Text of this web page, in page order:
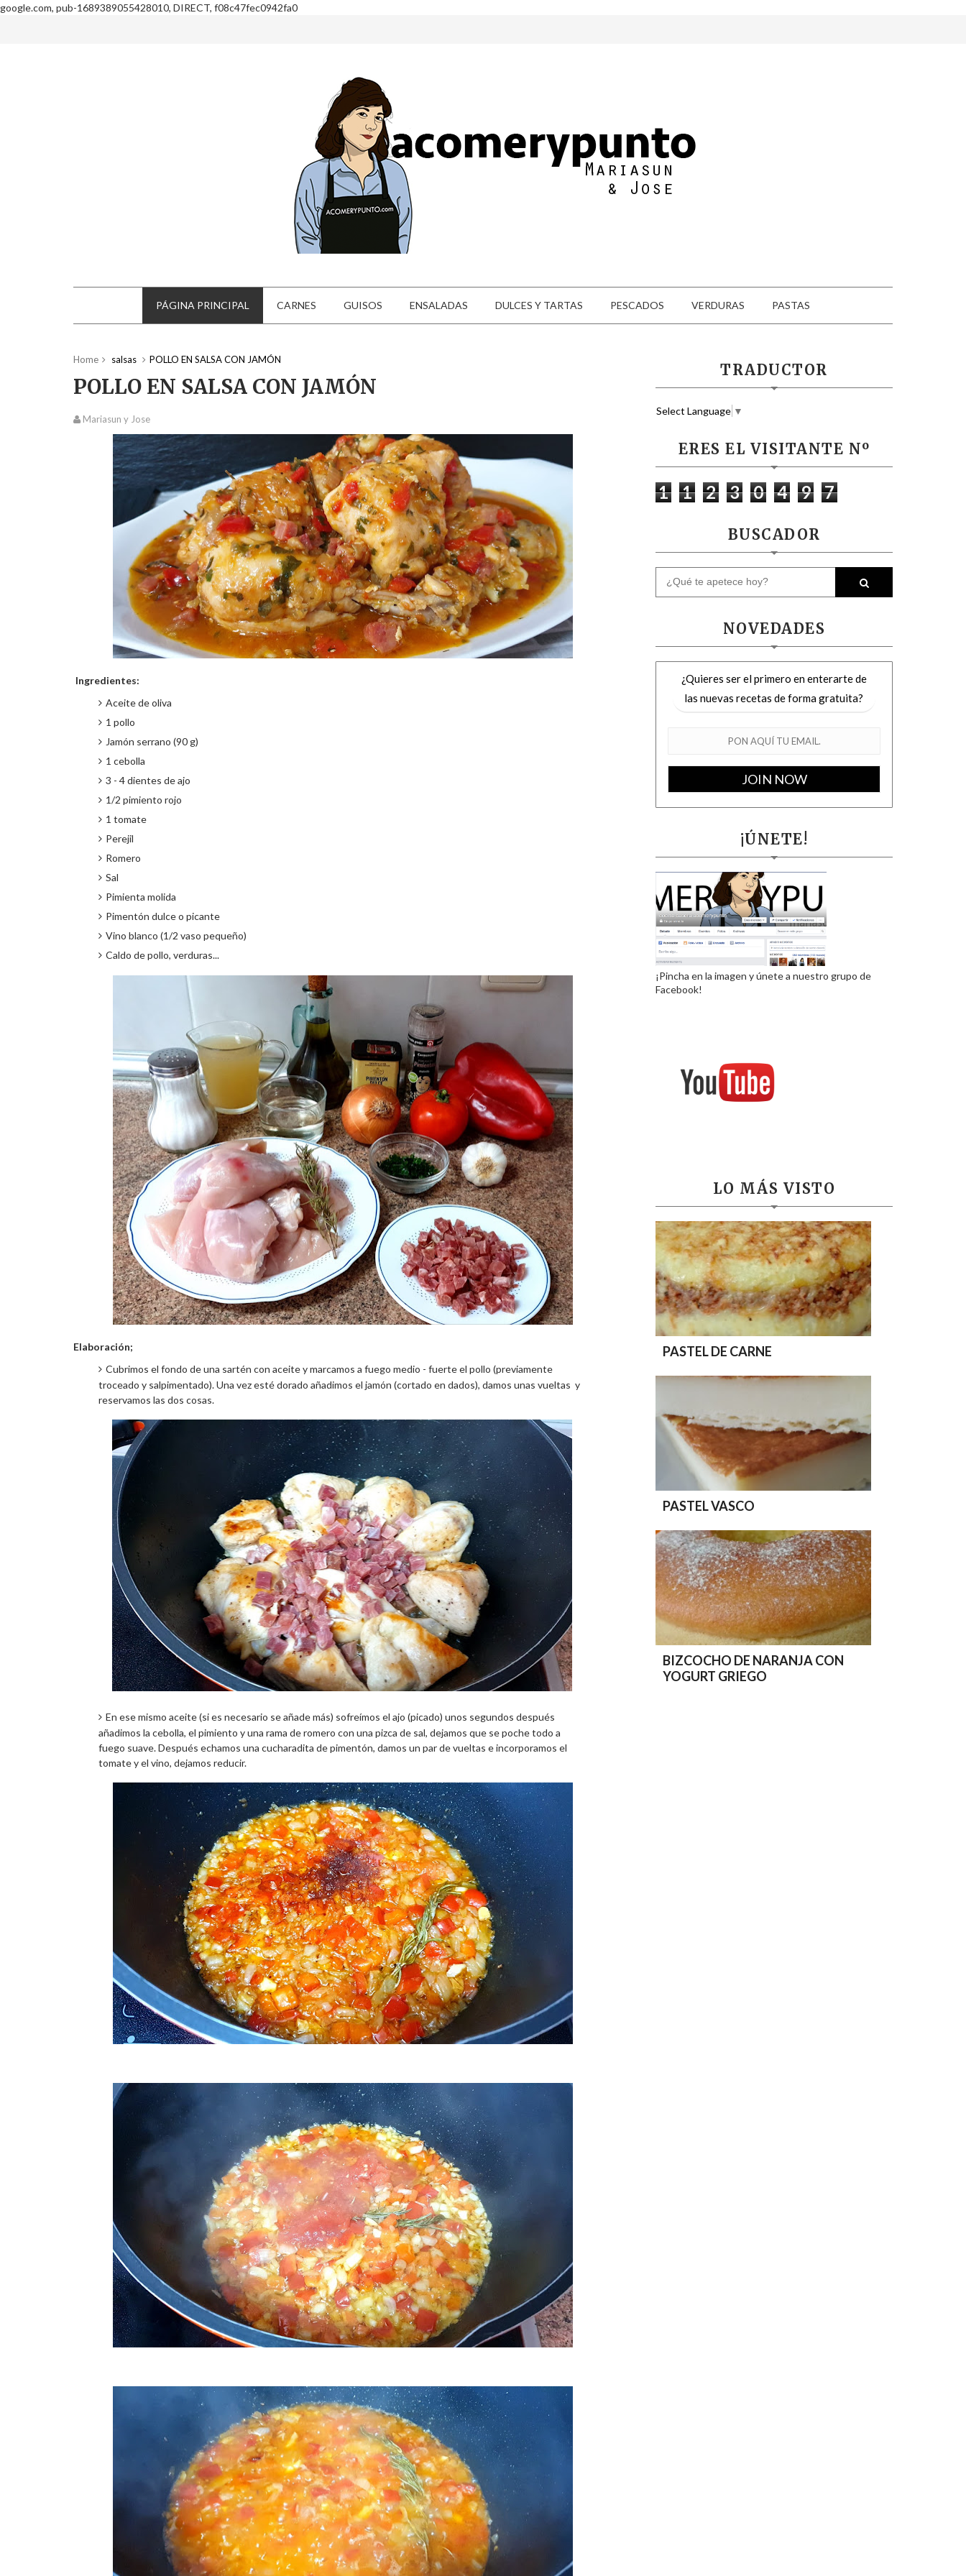
google.com, pub-1689389055428010, DIRECT, f08c47fec0942fa0
PÁGINA PRINCIPAL CARNES GUISOS ENSALADAS DULCES Y TARTAS PESCADOS VERDURAS PASTAS
Home salsas POLLO EN SALSA CON JAMÓN
POLLO EN SALSA CON JAMÓN
Mariasun y Jose
Ingredientes:
Aceite de oliva
1 pollo
Jamón serrano (90 g)
1 cebolla
3 - 4 dientes de ajo
1/2 pimiento rojo
1 tomate
Perejil
Romero
Sal
Pimienta molida
Pimentón dulce o picante
Vino blanco (1/2 vaso pequeño)
Caldo de pollo, verduras...
Elaboración;
Cubrimos el fondo de una sartén con aceite y marcamos a fuego medio - fuerte el pollo (previamente
troceado y salpimentado). Una vez esté dorado añadimos el jamón (cortado en dados), damos unas vueltas y
reservamos las dos cosas.
En ese mismo aceite (si es necesario se añade más) sofreímos el ajo (picado) unos segundos después
añadimos la cebolla, el pimiento y una rama de romero con una pizca de sal, dejamos que se poche todo a
fuego suave. Después echamos una cucharadita de pimentón, damos un par de vueltas e incorporamos el
tomate y el vino, dejamos reducir.
TRADUCTOR
Select Language ▼
ERES EL VISITANTE Nº
1 1 2 3 0 4 9 7
BUSCADOR
NOVEDADES
¿Quieres ser el primero en enterarte de
las nuevas recetas de forma gratuita?
¡ÚNETE!
¡Pincha en la imagen y únete a nuestro grupo de
Facebook!
LO MÁS VISTO
PASTEL DE CARNE
PASTEL VASCO
BIZCOCHO DE NARANJA CON
YOGURT GRIEGO